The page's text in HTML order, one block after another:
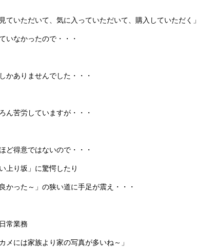
ていただいて、気に入っていただいて、購入していただく」
いなかったので・・・
かありませんでした・・・
ん苦労していますが・・・
ど得意ではないので・・・
上り坂」に驚愕したり
かった～」の狭い道に手足が震え・・・
常業務
メには家族より家の写真が多いね～」